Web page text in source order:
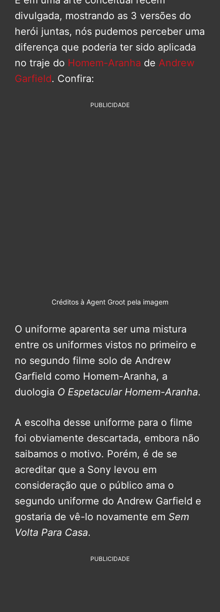
divulgada, mostrando as 3 versões do
herói juntas, nós pudemos perceber uma
diferença que poderia ter sido aplicada
no traje do Homem-Aranha de Andrew
Garfield. Confira:
PUBLICIDADE
Créditos à Agent Groot pela imagem
O uniforme aparenta ser uma mistura
entre os uniformes vistos no primeiro e
no segundo filme solo de Andrew
Garfield como Homem-Aranha, a
duologia O Espetacular Homem-Aranha.
A escolha desse uniforme para o filme
foi obviamente descartada, embora não
saibamos o motivo. Porém, é de se
acreditar que a Sony levou em
consideração que o público ama o
segundo uniforme do Andrew Garfield e
gostaria de vê-lo novamente em Sem
Volta Para Casa.
PUBLICIDADE